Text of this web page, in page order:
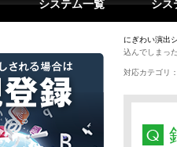
システム一覧 シス
にぎわい演出
込んでしまっ
対応カテゴリ